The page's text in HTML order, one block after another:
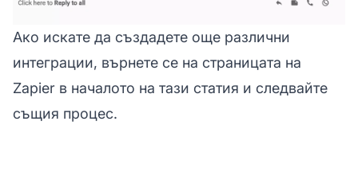
Ако искате да създадете още различни
интеграции, върнете се на страницата на
Zapier в началото на тази статия и следвайте
същия процес.